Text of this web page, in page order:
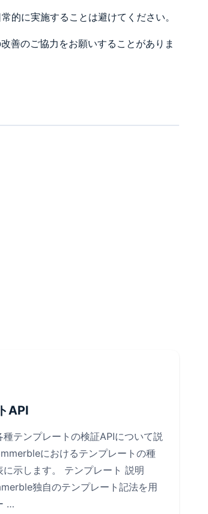
的に実施することは避けてください。
善のご協力をお願いすることがありま
API
種テンプレートの検証APIについて説
におけるテンプレートの種
に示します。 テンプレート 説明
独自のテンプレート記法を用
…